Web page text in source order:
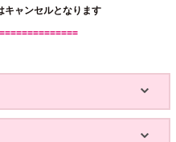
ャンセルとなります